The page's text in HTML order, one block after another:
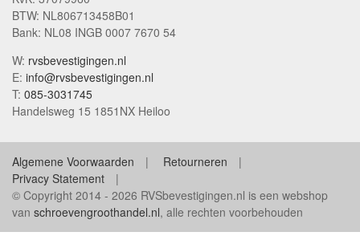
BTW: NL806713458B01
Bank: NL08 INGB 0007 7670 54
W: rvsbevestigingen.nl
E: info@rvsbevestigingen.nl
T: 085-3031745
Handelsweg 15 1851NX Heiloo
Algemene Voorwaarden
Retourneren
Privacy Statement
© Copyright 2014 - 2026 RVSbevestigingen.nl is een webshop
van schroevengroothandel.nl, alle rechten voorbehouden